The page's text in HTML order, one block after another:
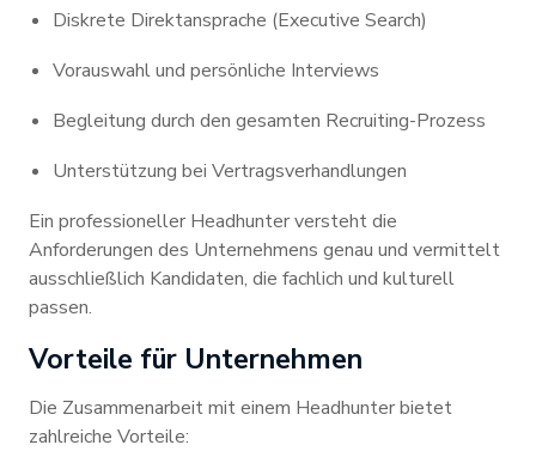
Diskrete Direktansprache (Executive Search)
Vorauswahl und persönliche Interviews
Begleitung durch den gesamten Recruiting-Prozess
Unterstützung bei Vertragsverhandlungen
Ein professioneller Headhunter versteht die
Anforderungen des Unternehmens genau und vermittelt
ausschließlich Kandidaten, die fachlich und kulturell
passen.
Vorteile für Unternehmen
Die Zusammenarbeit mit einem Headhunter bietet
zahlreiche Vorteile: